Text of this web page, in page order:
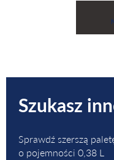
Szukasz
Sprawdź szerszą
o pojemności 0,38 L